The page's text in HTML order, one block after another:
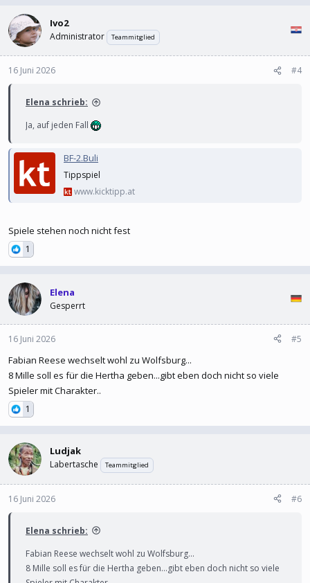
Ivo2
Administrator Teammitglied
16 Juni 2026 #4
Elena schrieb:
Ja, auf jeden Fall
BF-2.Buli
Tippspiel
www.kicktipp.at
Spiele stehen noch nicht fest
1
Elena
Gesperrt
16 Juni 2026 #5
Fabian Reese wechselt wohl zu Wolfsburg...
8 Mille soll es für die Hertha geben...gibt eben doch nicht so viele
Spieler mit Charakter..
1
Ludjak
Labertasche Teammitglied
16 Juni 2026 #6
Elena schrieb:
Fabian Reese wechselt wohl zu Wolfsburg...
8 Mille soll es für die Hertha geben...gibt eben doch nicht so viele